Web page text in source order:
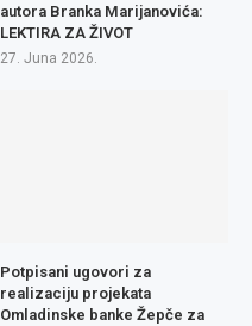
autora Branka Marijanovića:
LEKTIRA ZA ŽIVOT
27. Juna 2026.
Potpisani ugovori za
realizaciju projekata
Omladinske banke Žepče za